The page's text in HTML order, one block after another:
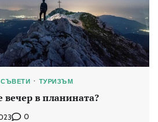
СЪВЕТИ ТУРИЗЪМ
в планината?
0